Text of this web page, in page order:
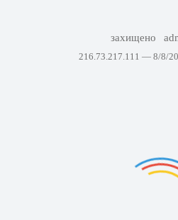
захищено
216.73.217.111 — 8/8/